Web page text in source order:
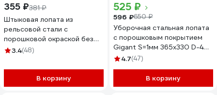
355 ₽381 ₽
Штыковая лопата из
рельсовой стали с
порошковой окраской без
черенка с ребрами
3.4(48)
В корзину
525 ₽
596 ₽650 ₽
Уборочная стальная лопата
с порошковым покрытием
Gigant S=1мм 365x330 D-40
AVG-001
4.7(47)
В корзину